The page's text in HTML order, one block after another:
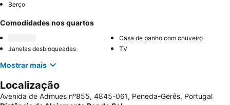
Berço
Comodidades nos quartos
Casa de banho com chuveiro
Janelas desbloqueadas
TV
Mostrar mais
Localização
Avenida de Admues nº855, 4845-061, Peneda-Gerês, Portugal